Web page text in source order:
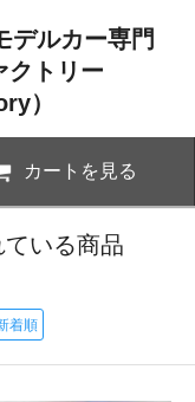
デルカー専門
クトリー
）
カートを見る
ている商品
着順